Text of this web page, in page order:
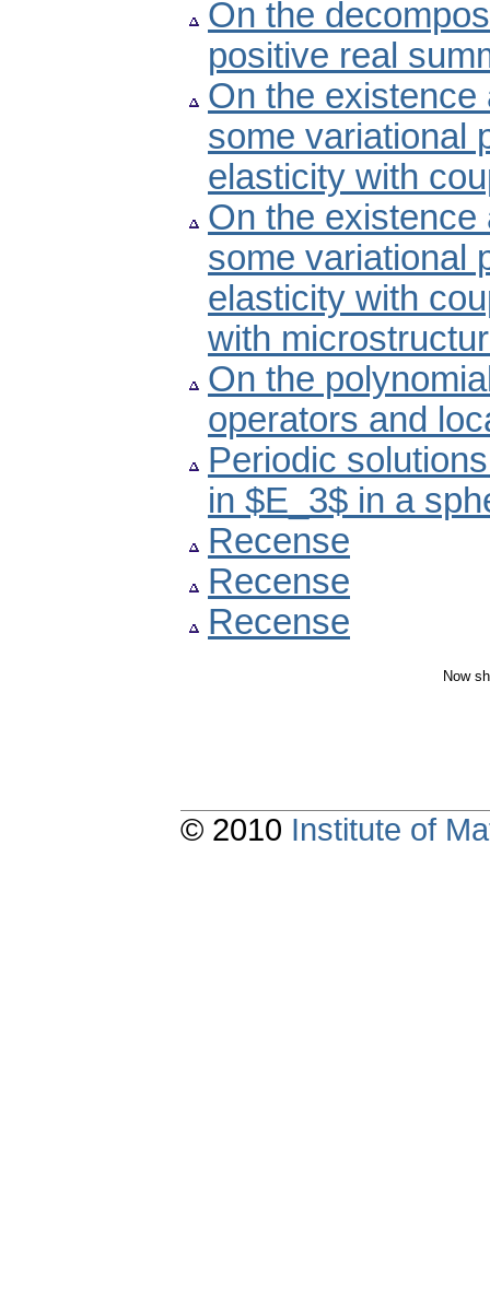
On the
positive real
On the existence
some variational
elasticity with
On the existence
some variational
elasticity with
with
On the
operators and
Periodic
in $E_3$ in a
Recense
Recense
Recense
Now
© 2010 Institute of